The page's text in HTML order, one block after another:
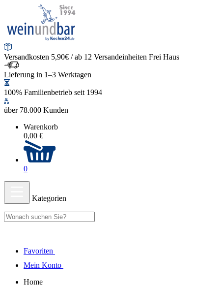
Versandkosten 5,90€ / ab 12 Versandeinheiten Frei Haus
Lieferung in 1–3 Werktagen
100% Familienbetrieb seit 1994
über 78.000 Kunden
Warenkorb
0,00 €
0
Kategorien
Favoriten
Mein Konto
Home